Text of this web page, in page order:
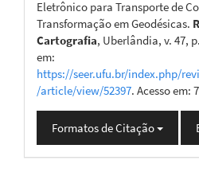
Eletrônico para Transporte de
Transformação em Geodésicas.
Cartografia, Uberlândia, v. 47,
em:
https://seer.ufu.br/index.php/
/article/view/52397. Acesso em:
Formatos de Citação